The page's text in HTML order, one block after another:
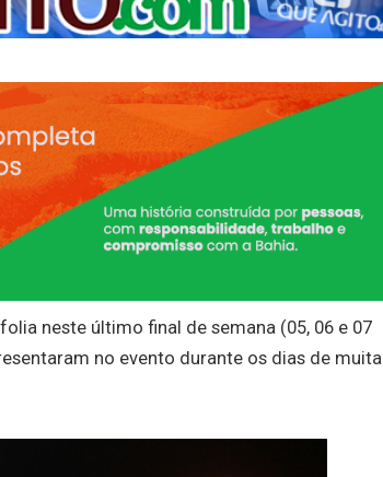
neste último final de semana (05, 06 e 07
no evento durante os dias de muita